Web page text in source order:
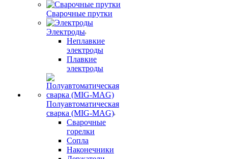
Сварочные прутки
Электроды
Неплавкие
электроды
Плавкие
электроды
Полуавтоматическая
сварка (MIG-MAG)
Сварочные
горелки
Сопла
Наконечники